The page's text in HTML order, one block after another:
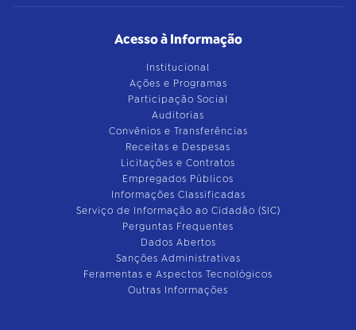
Acesso à Informação
Institucional
Ações e Programas
Participação Social
Auditorias
Convênios e Transferências
Receitas e Despesas
Licitações e Contratos
Empregados Públicos
Informações Classificadas
Serviço de Informação ao Cidadão (SIC)
Perguntas Frequentes
Dados Abertos
Sanções Administrativas
Feramentas e Aspectos Tecnológicos
Outras Informações